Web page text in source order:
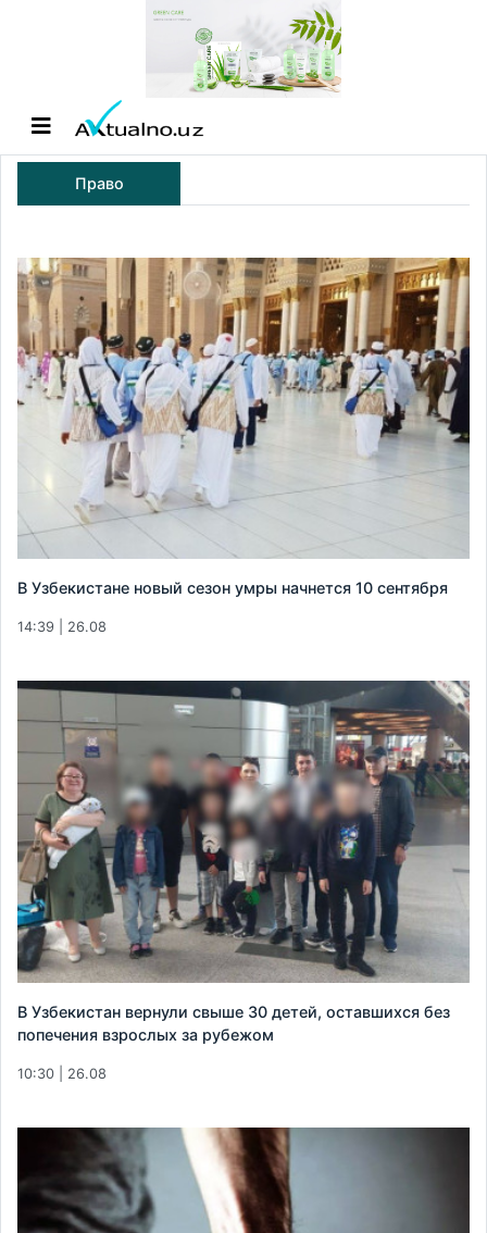
Право
В Узбекистане новый сезон умры начнется 10 сентября
14:39 | 26.08
В Узбекистан вернули свыше 30 детей, оставшихся без
попечения взрослых за рубежом
10:30 | 26.08